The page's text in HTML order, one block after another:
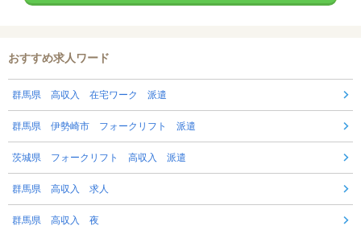
おすすめ求人ワード
群馬県 高収入 在宅ワーク 派遣
群馬県 伊勢崎市 フォークリフト 派遣
茨城県 フォークリフト 高収入 派遣
群馬県 高収入 求人
群馬県 高収入 夜